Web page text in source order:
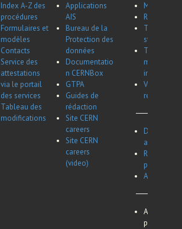
Index A-Z des
procédures
Formulaires et
modèles
Contacts
Service des
attestations
via le portail
des services
Tableau des
modifications
Applications
AIS
Bureau de la
Protection des
données
Documentatio
n CERNBox
GTPA
Guides de
rédaction
Site CERN
careers
Site CERN
careers
(video)
Membres
Tableau
stagiaires,
Tableau
maladie et
invalidité
Vue
Dates des
associés
pour les
Aperçu du
Avis de
personnel